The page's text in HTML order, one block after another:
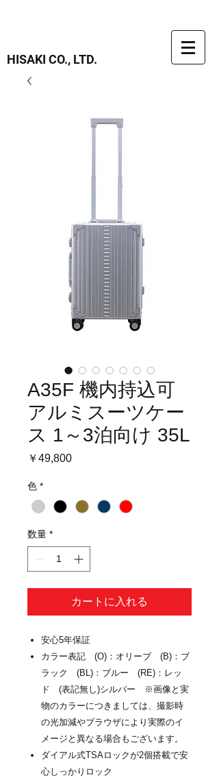
HISAKI CO., LTD.
A35F 機内持込可
アルミスーツケー
ス 1～3泊向け 35L
￥49,800価
色 *
数量 *
カートに入れる
安心5年保証
カラー表記 (O)：オリーブ (B)：ブ
ラック (BL)：ブルー (RE)：レッ
ド (表記無し)シルバー ※画像と実
物のカラーにつきましては、撮影時
の光加減やブラウザにより実際のイ
メージと異なる場合もございます。
ダイアル式TSAロックが2個搭載で安
心しっかりロック